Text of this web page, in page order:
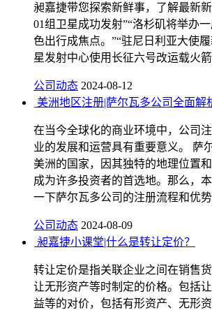
昶嘉捷带您探索新鲜事，了解最新
01组卫星成功发射”“洛杉矶将举办
色出行成焦点。”“驻尼日利亚大使
星发射中心使用长征六号改运载火
公司动态 2024-08-12
美洲地区注册|萨尔瓦多公司全面解
在当今全球化的商业环境中，公司
业的发展和运营具有重要意义。 萨
美洲的国家，因其独特的地理位置
成为许多投资者的首选地。那么，
一下萨尔瓦多公司的注册流程和优
公司动态 2024-08-09
昶嘉捷小课堂|什么是转让定价？
转让定价是指关联企业之间在销售
让无形资产等时制定的价格。包括
益等的对价，包括有形资产、无形